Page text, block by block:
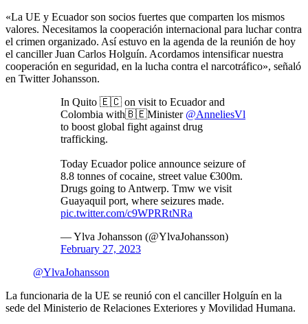
«La UE y Ecuador son socios fuertes que comparten los mismos
valores. Necesitamos la cooperación internacional para luchar contra
el crimen organizado. Así estuvo en la agenda de la reunión de hoy
el canciller Juan Carlos Holguín. Acordamos intensificar nuestra
cooperación en seguridad, en la lucha contra el narcotráfico», señaló
en Twitter Johansson.
In Quito 🇪🇨 on visit to Ecuador and
Colombia with🇧🇪Minister @AnneliesVl
to boost global fight against drug
trafficking.
Today Ecuador police announce seizure of
8.8 tonnes of cocaine, street value €300m.
Drugs going to Antwerp. Tmw we visit
Guayaquil port, where seizures made.
pic.twitter.com/c9WPRRtNRa
— Ylva Johansson (@YlvaJohansson)
February 27, 2023
@YlvaJohansson
La funcionaria de la UE se reunió con el canciller Holguín en la
sede del Ministerio de Relaciones Exteriores y Movilidad Humana.